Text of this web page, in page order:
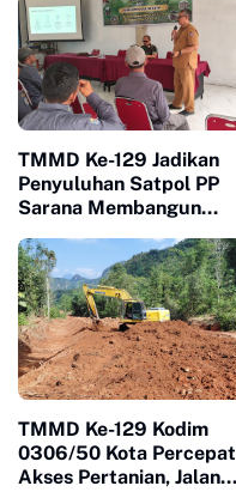
TMMD Ke-129 Jadikan
Penyuluhan Satpol PP
Sarana Membangun
Ketertiban
TMMD Ke-129 Kodim
0306/50 Kota Percepat
Akses Pertanian, Jalan